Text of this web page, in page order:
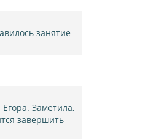
занятие
Заметила,
завершить